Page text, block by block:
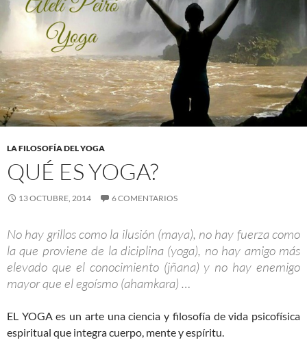
LA FILOSOFÍA DEL YOGA
QUÉ ES YOGA?
13 OCTUBRE, 2014 6 COMENTARIOS
No hay grillos como la ilusión (maya), no hay fuerza como
la que proviene de la diciplina (yoga), no hay amigo más
elevado que el conocimiento (jñana) y no hay enemigo
mayor que el egoísmo (ahamkara) …
EL YOGA es un arte una ciencia y filosofía de vida psicofísica
espiritual que integra cuerpo, mente y espíritu.